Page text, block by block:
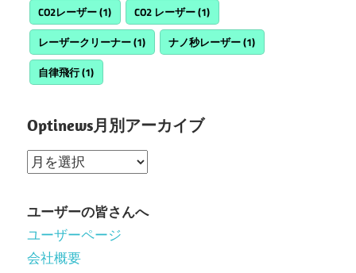
CO2レーザー(1) CO2 レーザー(1)
レーザークリーナー(1) ナノ秒レーザー(1)
自律飛行(1)
Optinews月別アーカイブ
Optinews
別
ア
ー
ユーザーの皆さんへ
ユーザーページ
会社概要